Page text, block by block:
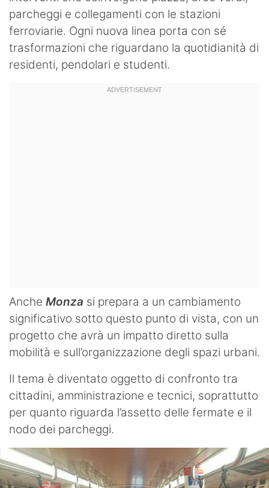
parcheggi e collegamenti con le stazioni
ferroviarie. Ogni nuova linea porta con sé
trasformazioni che riguardano la quotidianità di
residenti, pendolari e studenti.
Anche Monza si prepara a un cambiamento
significativo sotto questo punto di vista, con un
progetto che avrà un impatto diretto sulla
mobilità e sull’organizzazione degli spazi urbani.
Il tema è diventato oggetto di confronto tra
cittadini, amministrazione e tecnici, soprattutto
per quanto riguarda l’assetto delle fermate e il
nodo dei parcheggi.